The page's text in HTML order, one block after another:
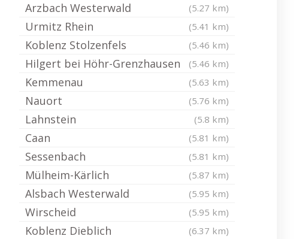
Arzbach Westerwald (5.27 km)
Urmitz Rhein (5.41 km)
Koblenz Stolzenfels (5.46 km)
Hilgert bei Höhr-Grenzhausen (5.46 km)
Kemmenau (5.63 km)
Nauort (5.76 km)
Lahnstein (5.8 km)
Caan (5.81 km)
Sessenbach (5.81 km)
Mülheim-Kärlich (5.87 km)
Alsbach Westerwald (5.95 km)
Wirscheid (5.95 km)
Koblenz Dieblich (6.37 km)